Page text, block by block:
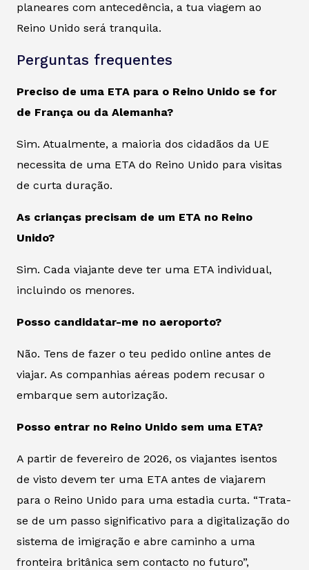
planeares com antecedência, a tua viagem ao
Reino Unido será tranquila.
Perguntas frequentes
Preciso de uma ETA para o Reino Unido se for
de França ou da Alemanha?
Sim. Atualmente, a maioria dos cidadãos da UE
necessita de uma ETA do Reino Unido para visitas
de curta duração.
As crianças precisam de um ETA no Reino
Unido?
Sim. Cada viajante deve ter uma ETA individual,
incluindo os menores.
Posso candidatar-me no aeroporto?
Não. Tens de fazer o teu pedido online antes de
viajar. As companhias aéreas podem recusar o
embarque sem autorização.
Posso entrar no Reino Unido sem uma ETA?
A partir de fevereiro de 2026, os viajantes isentos
de visto devem ter uma ETA antes de viajarem
para o Reino Unido para uma estadia curta. “Trata-
se de um passo significativo para a digitalização do
sistema de imigração e abre caminho a uma
fronteira britânica sem contacto no futuro”,